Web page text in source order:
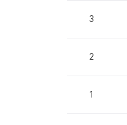
3
2
1